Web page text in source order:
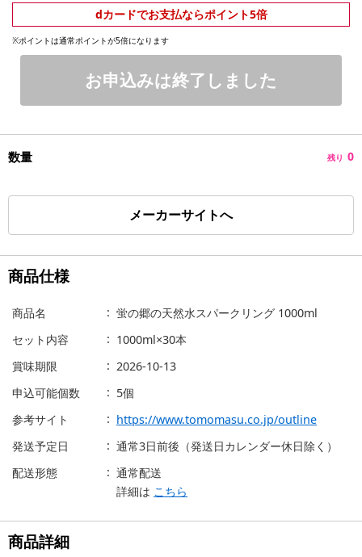
dカードでお支払ならポイント5倍
※ポイントは通常ポイントが5倍になります
お申込みは終了しました
数量 残り 0
メーカーサイトへ
商品仕様
商品名
蛍の郷の天然水スパークリング 1000ml
セット内容
1000ml×30本
賞味期限
2026-10-13
申込可能個数
5個
参考サイト
https://www.tomomasu.co.jp/outline
発送予定日
通常3日前後（発送日カレンダー休日除く）
配送形態
通常配送
詳細は こちら
商品詳細